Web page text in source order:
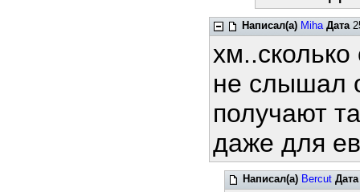
Написал(а) Miha Дата
не слышал
получают
даже для
Написал(а) Bercut Дата